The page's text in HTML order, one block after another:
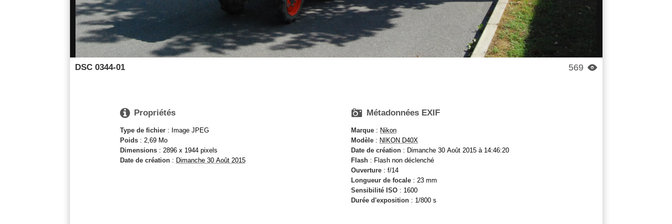
569 
DSC 0344-01
 Propriétés
Type de fichier: Image JPEG
Poids: 2,69 Mo
Dimensions: 2896 x 1944 pixels
Date de création: Dimanche 30 Août 2015
 Métadonnées EXIF
Marque : Nikon
Modèle : NIKON D40X
Date de création : Dimanche 30 Août 2015 à 14:46:20
Flash : Flash non déclenché
Ouverture : f/14
Longueur de focale : 23 mm
Sensibilité ISO : 1600
Durée d'exposition : 1/800 s